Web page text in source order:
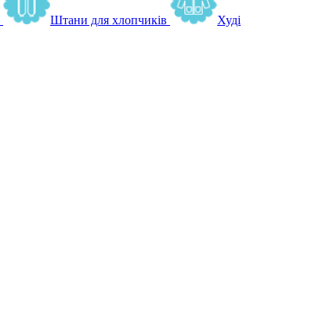
Штани для хлопчиків
Худі